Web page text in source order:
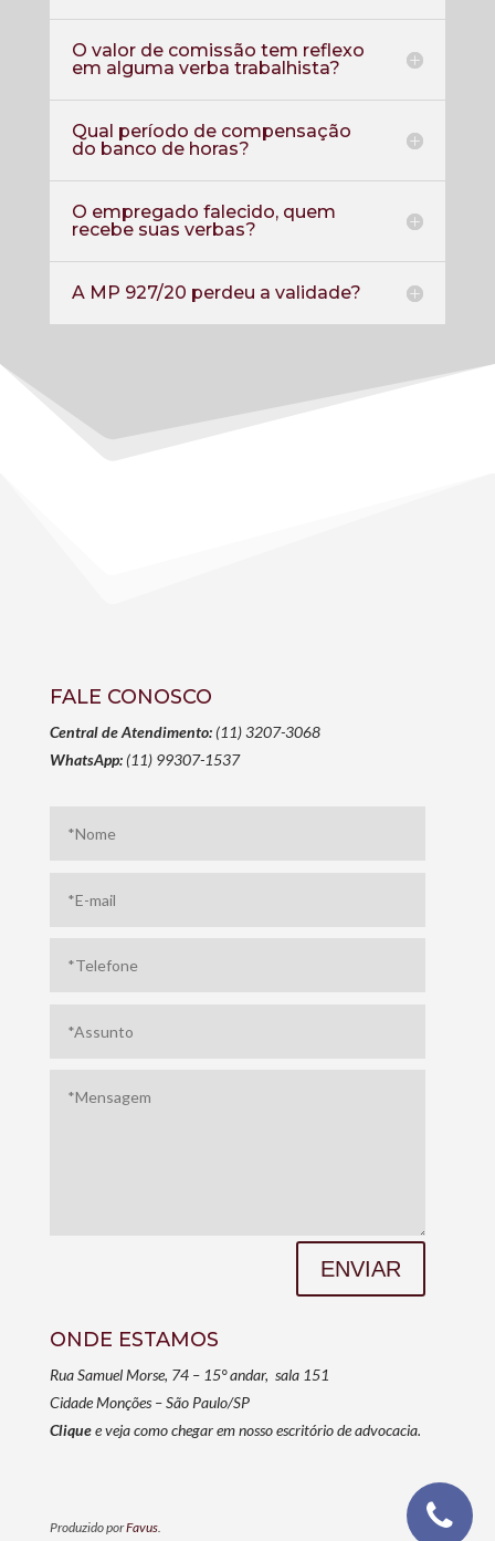
O valor de comissão tem reflexo
em alguma verba trabalhista?
Qual período de compensação
do banco de horas?
O empregado falecido, quem
recebe suas verbas?
A MP 927/20 perdeu a validade?
FALE CONOSCO
Central de Atendimento:(11) 3207-3068
WhatsApp:(11) 99307-1537
ENVIAR
ONDE ESTAMOS
Rua Samuel Morse, 74 – 15° andar, sala 151
Cidade Monções – São Paulo/SP
Cliquee veja como chegar em nosso escritório de advocacia.
Produzido porFavus.